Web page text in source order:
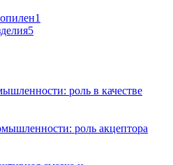
1
5
роль в качестве
роль акцептора